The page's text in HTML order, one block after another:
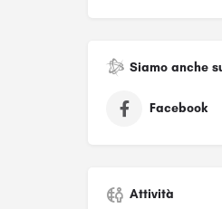
Siamo anche
Facebook
Attività